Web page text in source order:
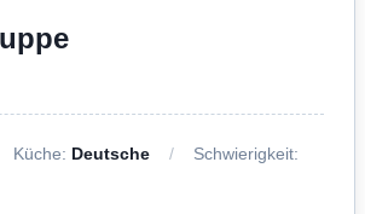
Küche: Deutsche Schwierigkeit: